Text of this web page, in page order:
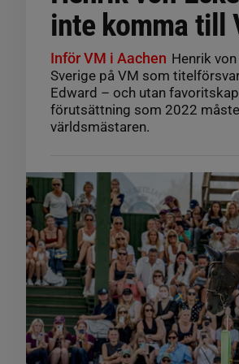
inte komma till
Inför VM i Aachen Henrik
Sverige på VM som
Edward – och utan
förutsättning som 2022
världsmästaren.